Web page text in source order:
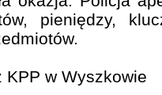
pieniędzy,
w Wyszkowie